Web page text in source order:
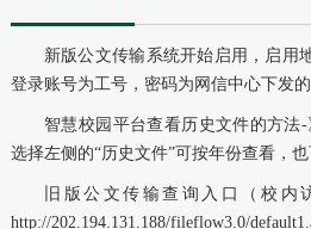
新版公文传输系统开始启用，启用
登录账号为工号，密码为网信中心下发的
智慧校园平台查看历史文件的方法-
选择左侧的“历史文件”可按年份查看，也
旧版公文传输查询入口（校内
http://202.194.131.188/fileflow3.0/